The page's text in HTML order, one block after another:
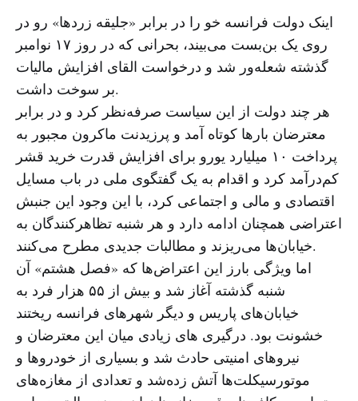
اینک دولت فرانسه خو را در برابر «جلیقه زردها» رو در
روی یک بن‌بست می‌بیند، بحرانی که در روز ۱۷ نوامبر
گذشته شعله‌ور شد و درخواست القای افزایش مالیات
بر سوخت داشت.
هر چند دولت از این سیاست صرفه‌نظر کرد و در برابر
معترضان بارها کوتاه آمد و پرزیدنت ماکرون مجبور به
پرداخت ۱۰ میلیارد یورو برای افزایش قدرت خرید قشر
کم‌درآمد کرد و اقدام به یک گفتگوی ملی در باب مسایل
اقتصادی و مالی و اجتماعی کرد، با این وجود این جنبش
اعتراضی همچنان ادامه دارد و هر شنبه‌ تظاهرکنندگان به
خیابان‌ها می‌ریزند و مطالبات جدیدی مطرح می‌کنند.
اما ویژگی بارز این اعتراض‌ها که «فصل هشتم» آن
شنبه گذشته آغاز شد و بیش از ۵۵ هزار فرد به
خیابان‌های پاریس و دیگر شهرهای فرانسه ریختند
خشونت بود. درگیری های زیادی میان این معترضان و
نیروهای امنیتی حادث شد و بسیاری از خودروها و
موتورسیکلت‌ها آتش زده‌شد و تعدادی از مغازه‌های